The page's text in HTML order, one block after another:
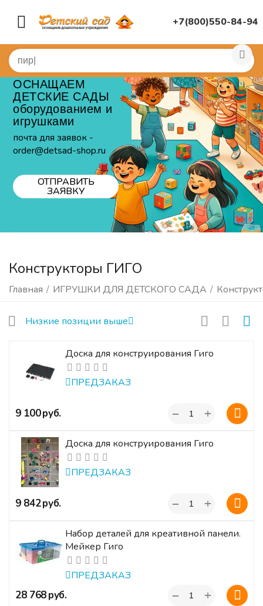
+7(800)550-84-94
ОСНАЩАЕМ
ДЕТСКИЕ САДЫ
оборудованием и
игрушками
почта для заявок -
order@detsad-shop.ru
ОТПРАВИТЬ
ЗАЯВКУ
Конструкторы ГИГО
Главная / ИГРУШКИ ДЛЯ ДЕТСКОГО САДА /
Низкие позиции выше
Доска для конструирования Гиго
ПРЕДЗАКАЗ
‍9 100‍руб. +
−
Доска для конструирования Гиго
ПРЕДЗАКАЗ
‍9 842‍руб. +
−
Набор деталей для креативной панели.
Мейкер Гиго
ПРЕДЗАКАЗ
‍28 768‍руб. +
−